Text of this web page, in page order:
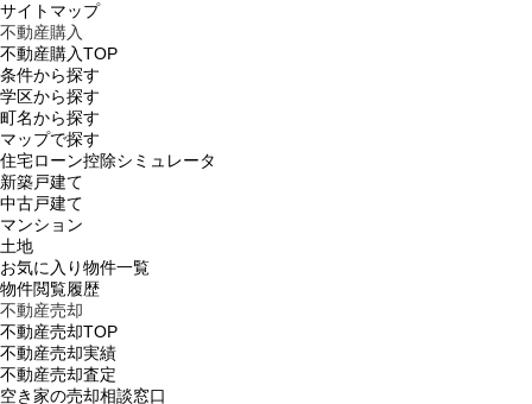
サイトマップ
不動産購入
不動産購入TOP
条件から探す
学区から探す
町名から探す
マップで探す
住宅ローン控除シミュレータ
新築戸建て
中古戸建て
マンション
土地
お気に入り物件一覧
物件閲覧履歴
不動産売却
不動産売却TOP
不動産売却実績
不動産売却査定
空き家の売却相談窓口